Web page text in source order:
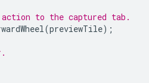
to the captured tab.
(previewTile);